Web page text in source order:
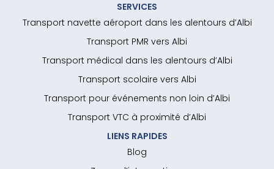
SERVICES
Transport navette aéroport dans les alentours d’Albi
Transport PMR vers Albi
Transport médical dans les alentours d’Albi
Transport scolaire vers Albi
Transport pour événements non loin d’Albi
Transport VTC à proximité d’Albi
LIENS RAPIDES
Blog